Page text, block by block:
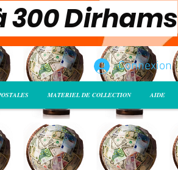
Dirhams
Connexion
MATERIEL DE COLLECTION AIDE